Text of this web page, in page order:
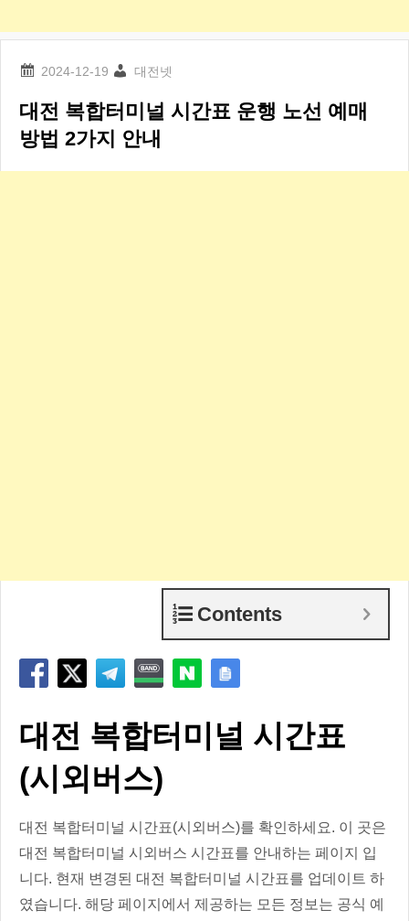
대전넷
대전 복합터미널 시간표 운행 노선 예매
방법 2가지 안내
Contents
대전 복합터미널 시간표
(시외버스)
대전 복합터미널 시간표(시외버스)를 확인하세요. 이 곳은
대전 복합터미널 시외버스 시간표를 안내하는 페이지 입
니다. 현재 변경된 대전 복합터미널 시간표를 업데이트 하
였습니다. 해당 페이지에서 제공하는 모든 정보는 공식 예